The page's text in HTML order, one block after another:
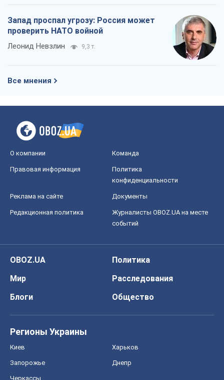
Запад проспал угрозу: Россия может
проверить НАТО войной
Леонид Невзлин 9,3 т.
Все мнения
О компании Команда
Правовая информация
Политика
конфиденциальности
Реклама на сайте Документы
Редакционная политика
Журналисты OBOZ.UA на месте
событий
OBOZ.UA
Политика
Мир
Расследования
Блоги
Общество
Регионы Украины
Киев Харьков
Запорожье Днепр
Черкассы